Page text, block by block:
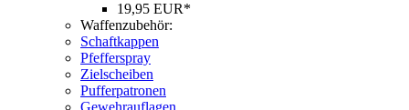
19,95 EUR*
Waffenzubehör:
Schaftkappen
Pfefferspray
Zielscheiben
Pufferpatronen
Gewehrauflagen